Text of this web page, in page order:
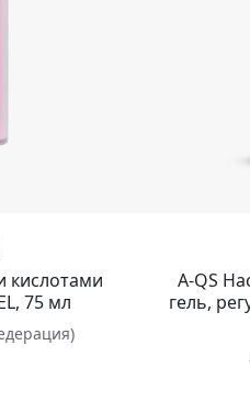
кислотами
75 мл
A-QS
гель,